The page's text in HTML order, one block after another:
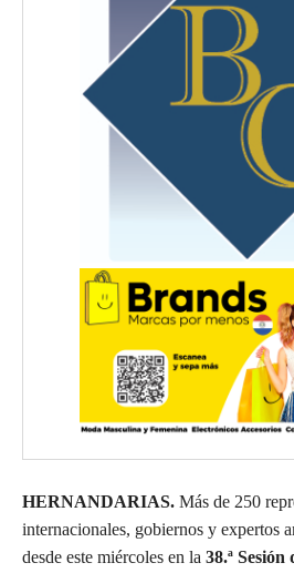
HERNANDARIAS. Más de 250
internacionales, gobiernos y expertos
desde este miércoles en la 38.ª Sesión